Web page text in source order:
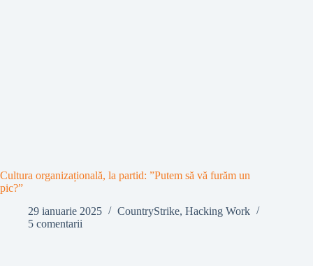
Cultura organizațională, la partid: ”Putem să vă furăm un
pic?”
29 ianuarie 2025
CountryStrike, Hacking Work
5 comentarii